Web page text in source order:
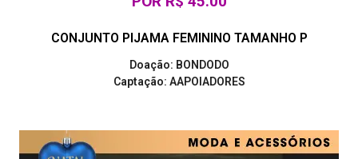
CONJUNTO PIJAMA FEMININO TAMANHO P
Doação: BONDODO
Captação: AAPOIADORES